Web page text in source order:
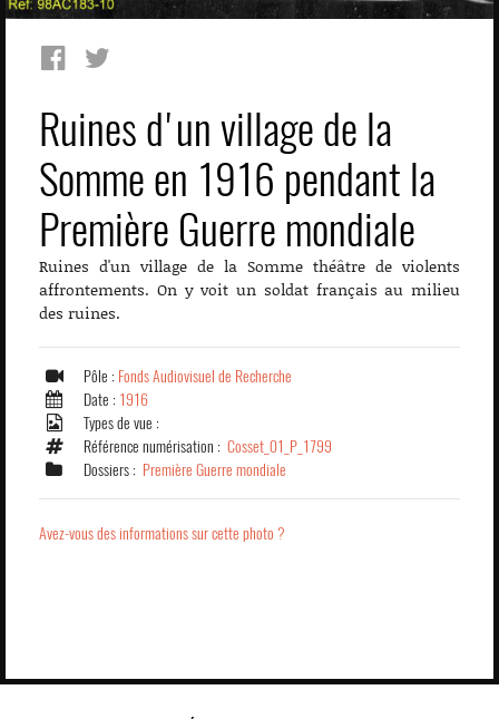
Ruines d'un village de la
Somme en 1916 pendant la
Première Guerre mondiale
Ruines d'un village de la Somme théâtre de violents
affrontements. On y voit un soldat français au milieu
des ruines.
Pôle : Fonds Audiovisuel de Recherche
Date : 1916
Types de vue :
Référence numérisation : Cosset_01_P_1799
Dossiers : Première Guerre mondiale
Avez-vous des informations sur cette photo ?